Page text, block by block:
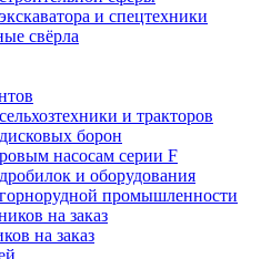
и спецтехники
свёрла
и тракторов
борон
насосам серии F
и оборудования
промышленности
на заказ
на заказ